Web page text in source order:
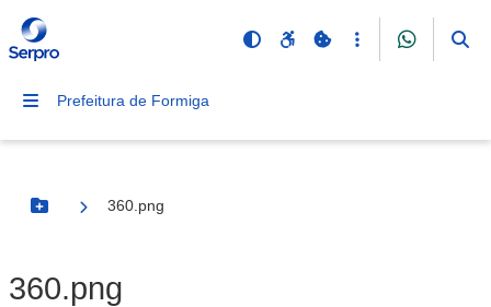
Prefeitura de Formiga
Botão Menu
360.png
360.png